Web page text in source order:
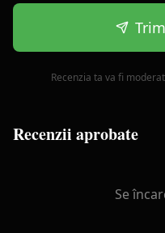
Recenzia ta va fi
Recenzii aprobate
Se